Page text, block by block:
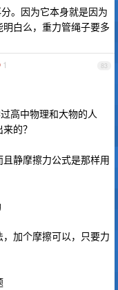
。因为它本身就是因为
白么，重力管绳子要多
83
1
高中物理和大物的人
的？
静摩擦力公式是那样用
加个摩擦可以，只要力